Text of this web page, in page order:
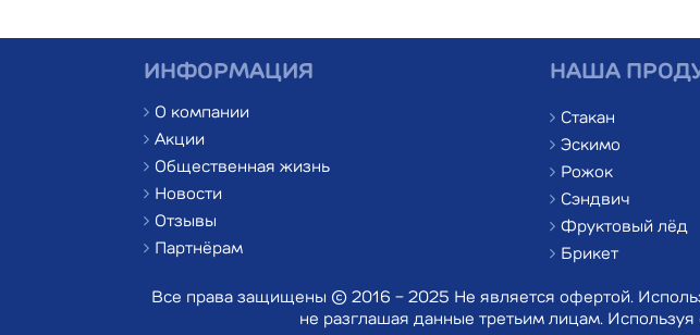
ИНФОРМАЦИЯ
О компании
Акции
Общественная жизнь
Новости
Отзывы
Партнёрам
НАША
Стакан
Эскимо
Рожок
Сэндвич
Фруктовый лёд
Брикет
Все права защищены © 2016 - 2025 Не является офертой.
не разглашая данные третьим лицам. Используя